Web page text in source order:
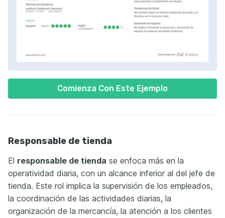
Comienza Con Este Ejemplo
Responsable de tienda
El responsable de tienda se enfoca más en la
operatividad diaria, con un alcance inferior al del jefe de
tienda. Este rol implica la supervisión de los empleados,
la coordinación de las actividades diarias, la
organización de la mercancía, la atención a los clientes